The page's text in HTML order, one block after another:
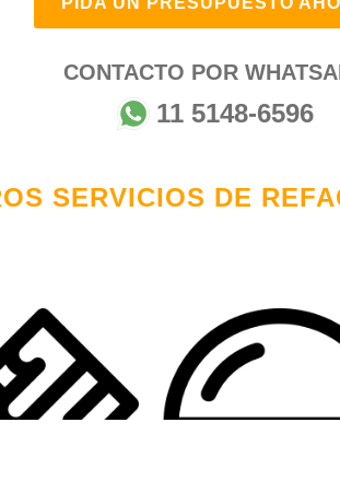
CONTACTO POR
11 5148-6596
SERVICIOS DE